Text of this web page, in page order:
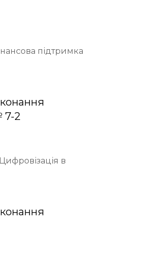
підтримка
7-2
в